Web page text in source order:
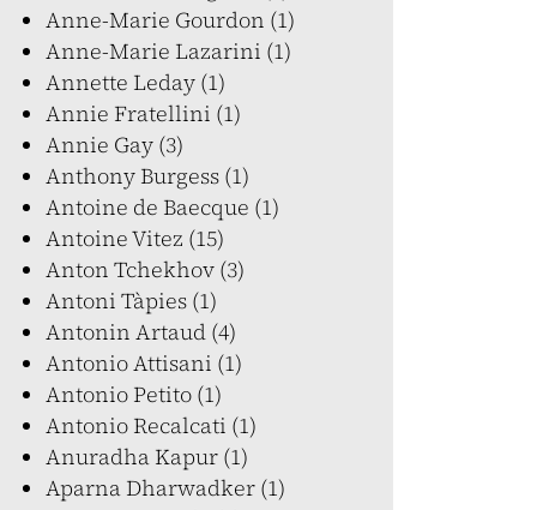
Anne-Marie Gourdon (1)
Anne-Marie Lazarini (1)
Annette Leday (1)
Annie Fratellini (1)
Annie Gay (3)
Anthony Burgess (1)
Antoine de Baecque (1)
Antoine Vitez (15)
Anton Tchekhov (3)
Antoni Tàpies (1)
Antonin Artaud (4)
Antonio Attisani (1)
Antonio Petito (1)
Antonio Recalcati (1)
Anuradha Kapur (1)
Aparna Dharwadker (1)